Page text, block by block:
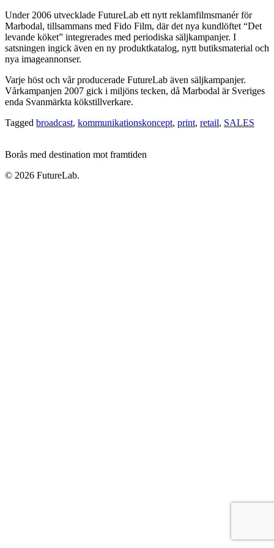
Under 2006 utvecklade FutureLab ett nytt reklamfilmsmanér för
Marbodal, tillsammans med Fido Film, där det nya kundlöftet “Det
levande köket” integrerades med periodiska säljkampanjer. I
satsningen ingick även en ny produktkatalog, nytt butiksmaterial och
nya imageannonser.
Varje höst och vår producerade FutureLab även säljkampanjer.
Vårkampanjen 2007 gick i miljöns tecken, då Marbodal är Sveriges
enda Svanmärkta kökstillverkare.
Tagged broadcast, kommunikationskoncept, print, retail, SALES
Borås med destination mot framtiden
© 2026 FutureLab.